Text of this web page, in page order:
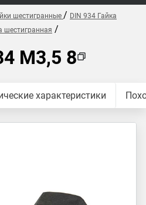
шестигранные / DIN 934 Гайка
шестигранная /
M3,5 8
характеристики